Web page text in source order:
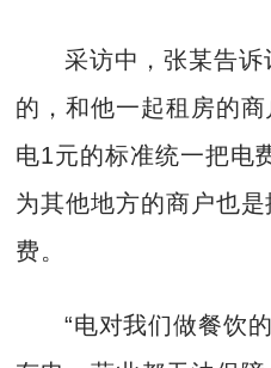
采访中，张某告
的，和他一起租房的
电1元的标准统一把电
为其他地方的商户也
费。
“电对我们做餐饮